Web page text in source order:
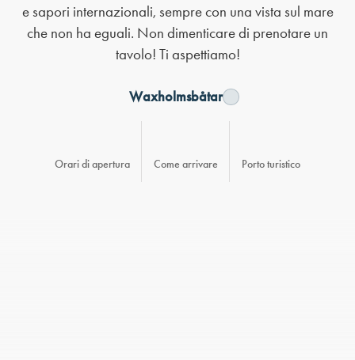
e sapori internazionali, sempre con una vista sul mare
che non ha eguali. Non dimenticare di prenotare un
tavolo! Ti aspettiamo!
Waxholmsbåtar
Orari di apertura Come arrivare Porto turistico